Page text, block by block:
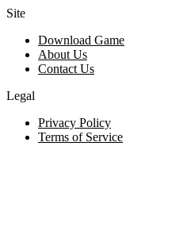
Site
Download Game
About Us
Contact Us
Legal
Privacy Policy
Terms of Service